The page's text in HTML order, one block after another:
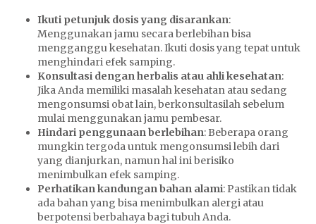
Ikuti petunjuk dosis yang disarankan:
Menggunakan jamu secara berlebihan bisa
mengganggu kesehatan. Ikuti dosis yang tepat untuk
menghindari efek samping.
Konsultasi dengan herbalis atau ahli kesehatan:
Jika Anda memiliki masalah kesehatan atau sedang
mengonsumsi obat lain, berkonsultasilah sebelum
mulai menggunakan jamu pembesar.
Hindari penggunaan berlebihan: Beberapa orang
mungkin tergoda untuk mengonsumsi lebih dari
yang dianjurkan, namun hal ini berisiko
menimbulkan efek samping.
Perhatikan kandungan bahan alami: Pastikan tidak
ada bahan yang bisa menimbulkan alergi atau
berpotensi berbahaya bagi tubuh Anda.